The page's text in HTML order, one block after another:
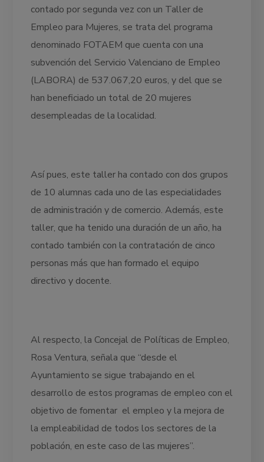
contado por segunda vez con un Taller de
Empleo para Mujeres, se trata del programa
denominado FOTAEM que cuenta con una
subvención del Servicio Valenciano de Empleo
(LABORA) de 537.067,20 euros, y del que se
han beneficiado un total de 20 mujeres
desempleadas de la localidad.
Así pues, este taller ha contado con dos grupos
de 10 alumnas cada uno de las especialidades
de administración y de comercio. Además, este
taller, que ha tenido una duración de un año, ha
contado también con la contratación de cinco
personas más que han formado el equipo
directivo y docente.
Al respecto, la Concejal de Políticas de Empleo,
Rosa Ventura, señala que “desde el
Ayuntamiento se sigue trabajando en el
desarrollo de estos programas de empleo con el
objetivo de fomentar el empleo y la mejora de
la empleabilidad de todos los sectores de la
población, en este caso de las mujeres”.